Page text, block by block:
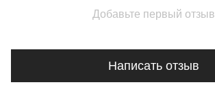
Добавьте первый отзыв
Написать отзыв